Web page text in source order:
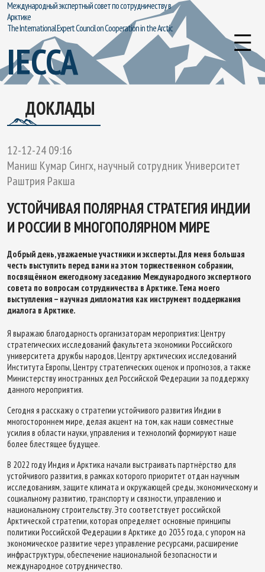
Международный экспертный совет по сотрудничеству в
Арктике
The International Expert Council on Cooperation in the Arctic
IECCA
ДОКЛАДЫ
12-12-24 09:16
Маниш Кумар Сингх, научный сотрудник Университет
Раштрия Ракша
УСТОЙЧИВАЯ ПОЛЯРНАЯ СТРАТЕГИЯ ИНДИИ
И РОССИИ В МНОГОПОЛЯРНОМ МИРЕ
Добрый день, уважаемые участники и эксперты. Для меня большая
честь выступить перед вами на этом торжественном собрании,
посвящённом ежегодному заседанию Международного экспертного
совета по вопросам сотрудничества в Арктике. Тема моего
выступления – научная дипломатия как инструмент поддержания
диалога в Арктике.
Я выражаю благодарность организаторам мероприятия: Центру
стратегических исследований факультета экономики Российского
университета дружбы народов, Центру арктических исследований
Института Европы, Центру стратегических оценок и прогнозов, а также
Министерству иностранных дел Российской Федерации за поддержку
данного мероприятия.
Сегодня я расскажу о стратегии устойчивого развития Индии в
многостороннем мире, делая акцент на том, как наши совместные
усилия в области науки, управления и технологий формируют наше
более блестящее будущее.
В 2022 году Индия и Арктика начали выстраивать партнёрство для
устойчивого развития, в рамках которого приоритет отдан научным
исследованиям, защите климата и окружающей среды, экономическому и
социальному развитию, транспорту и связности, управлению и
национальному строительству. Это соответствует российской
Арктической стратегии, которая определяет основные принципы
политики Российской Федерации в Арктике до 2035 года, с упором на
экономическое развитие через управление ресурсами, расширение
инфраструктуры, обеспечение национальной безопасности и
международное сотрудничество.